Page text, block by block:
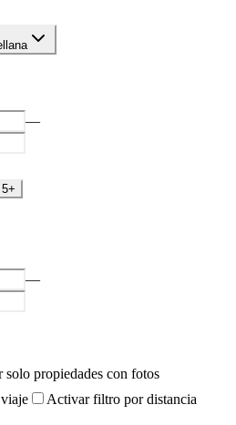
—
5+
—
solo propiedades con fotos
Activar filtro por distancia